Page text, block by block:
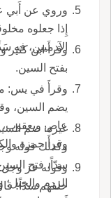
إِذا جعلوه
الآدميين، فه
بفتح السين.
وقرأَ في يس:
يضم السين،
عاص ويعقوب،
وقرأَ حمزة والكسائي بين
وكذلك قوله
سدّاً، فتح
الردم
وقوله عز وجل:
خلفهم سدّاً؛